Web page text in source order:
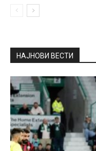
НАЈНОВИ ВЕСТИ